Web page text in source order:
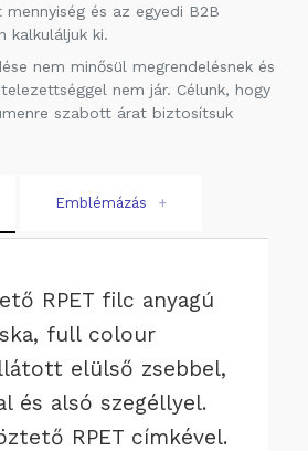
és az egyedi B2B
kalkuláljuk ki.
nem minősül megrendelésnek és
nem jár. Célunk, hogy
szabott árat biztosítsuk
Emblémázás +
RPET filc anyagú
full colour
elülső zsebbel,
és alsó szegéllyel.
RPET címkével.